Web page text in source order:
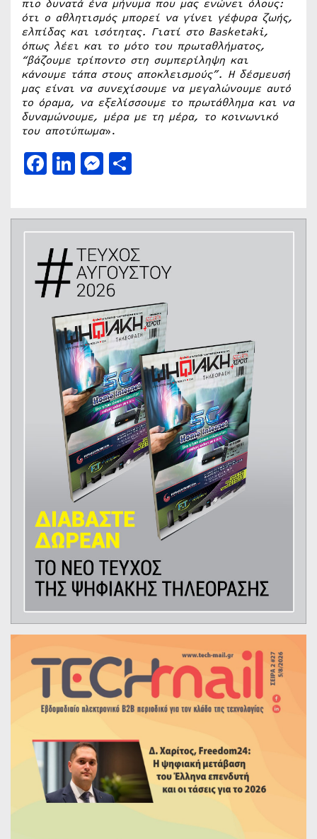
πιο δυνατά ένα μήνυμα που μας ενώνει όλους:
ότι ο αθλητισμός μπορεί να γίνει γέφυρα ζωής,
ελπίδας και ισότητας. Γιατί στο Basketaki,
όπως λέει και το μότο του πρωταθλήματος,
“βάζουμε τρίποντο στη συμπερίληψη και
κάνουμε τάπα στους αποκλεισμούς”. Η δέσμευσή
μας είναι να συνεχίσουμε να μεγαλώνουμε αυτό
το όραμα, να εξελίσσουμε το πρωτάθλημα και να
δυναμώνουμε, μέρα με τη μέρα, το κοινωνικό
του αποτύπωμα».
Facebook
LinkedIn
Messenger